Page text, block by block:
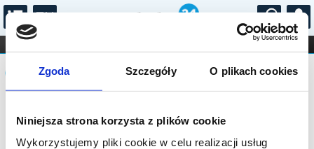
Zgoda Szczegóły O plikach cookies
Niniejsza strona korzysta z plików cookie
Wykorzystujemy pliki cookie w celu realizacji usług
...
FILHARMONIA OPERA I BALET
STAND-UP
DLA DZIECI
Komunikat
Sprzedaż biletów on-line na wydarzenie
została zakończona.